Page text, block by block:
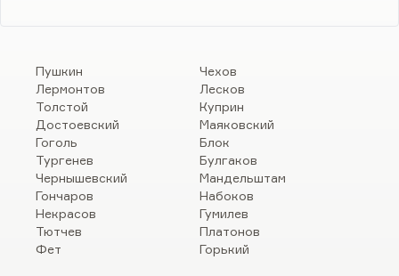
Пушкин
Лермонтов
Толстой
Достоевский
Гоголь
Тургенев
Чернышевский
Гончаров
Некрасов
Тютчев
Фет
Чехов
Лесков
Куприн
Маяковский
Блок
Булгаков
Мандельштам
Набоков
Гумилев
Платонов
Горький